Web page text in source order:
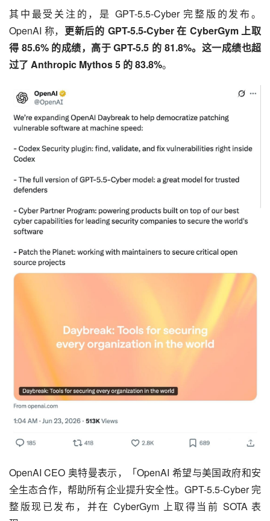
其中最受关注的，是 GPT-5.5-Cyber 完整版的发布。
OpenAI 称， 更新后的 GPT-5.5-Cyber 在 CyberGym 上取
得 85.6% 的成绩，高于 GPT-5.5 的 81.8%。这一成绩也超
过了 Anthropic Mythos 5 的 83.8%。
OpenAI CEO 奥特曼表示，「OpenAI 希望与美国政府和安
全生态合作，帮助所有企业提升安全性。GPT-5.5-Cyber 完
整版现已发布，并在 CyberGym 上取得当前 SOTA 表